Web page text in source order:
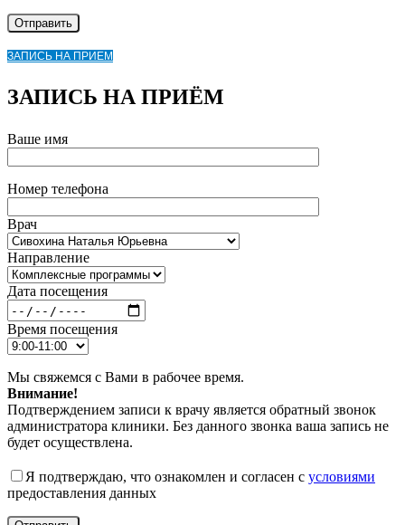
ЗАПИСЬ НА ПРИЕМ
ЗАПИСЬ НА ПРИЁМ
Ваше имя
Номер телефона
Врач
Направление
Дата посещения
Время посещения
Мы свяжемся с Вами в рабочее время.
Внимание!
Подтверждением записи к врачу является обратный звонок
администратора клиники. Без данного звонка ваша запись не
будет осуществлена.
Я подтверждаю, что ознакомлен и согласен с условиями
предоставления данных